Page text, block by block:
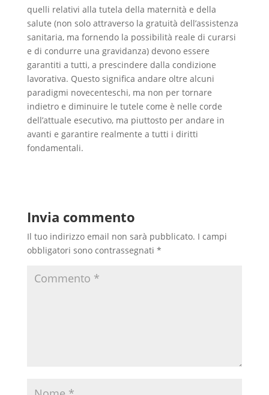
quelli relativi alla tutela della maternità e della
salute (non solo attraverso la gratuità dell’assistenza
sanitaria, ma fornendo la possibilità reale di curarsi
e di condurre una gravidanza) devono essere
garantiti a tutti, a prescindere dalla condizione
lavorativa. Questo significa andare oltre alcuni
paradigmi novecenteschi, ma non per tornare
indietro e diminuire le tutele come è nelle corde
dell’attuale esecutivo, ma piuttosto per andare in
avanti e garantire realmente a tutti i diritti
fondamentali.
Invia commento
Il tuo indirizzo email non sarà pubblicato. I campi
obbligatori sono contrassegnati *